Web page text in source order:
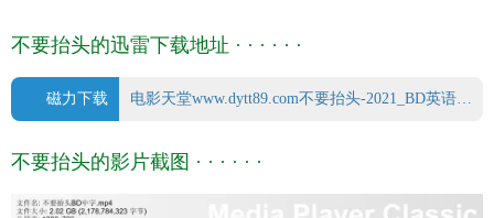
不要抬头的迅雷下载地址 · · · · · ·
磁力下载 电影天堂www.dytt89.com不要抬头-2021_BD英语中字.mp4.torrent
不要抬头的影片截图 · · · · · ·